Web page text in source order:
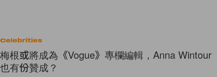
Celebrities
梅根或將成為《Vogue》專欄編輯，Anna Wintour
也有份贊成？